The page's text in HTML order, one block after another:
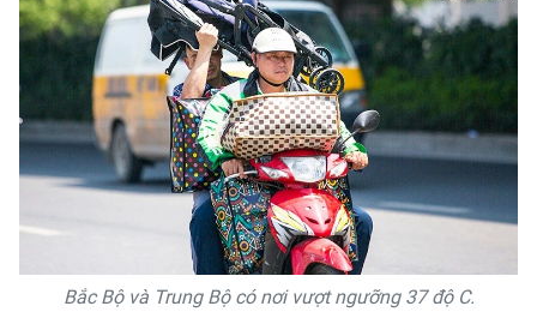
Bắc Bộ và Trung Bộ có nơi vượt ngưỡng 37 độ C.